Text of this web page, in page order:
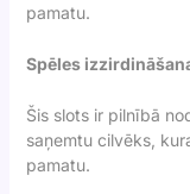
pamatu.
Spēles
Šis slots ir pilnībā
saņemtu cilvēks,
pamatu.